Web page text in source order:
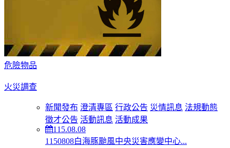
危險物品
火災調查
新聞發布 澄清專區 行政公告 災情訊息 法規動態
徵才公告 活動訊息 活動成果
115.08.08
1150808白海豚颱風中央災害應變中心...